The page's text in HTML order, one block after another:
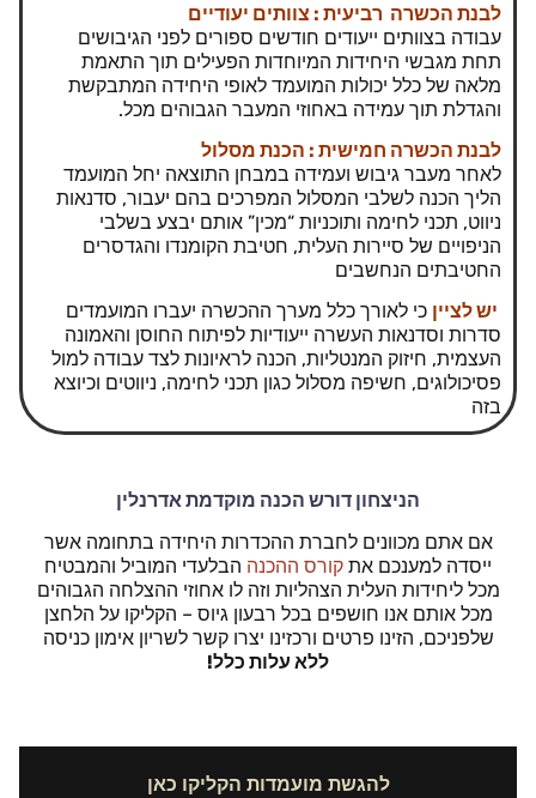
לבנת הכשרה רביעית : צוותים יעודיים
עבודה בצוותים ייעודים חודשים ספורים לפני הגיבושים
תחת מגבשי היחידות המיוחדות הפעילים תוך התאמת
מלאה של כלל יכולות המועמד לאופי היחידה המתבקשת
והגדלת תוך עמידה באחוזי המעבר הגבוהים מכל.
לבנת הכשרה חמישית : הכנת מסלול
לאחר מעבר גיבוש ועמידה במבחן התוצאה יחל המועמד
הליך הכנה לשלבי המסלול המפרכים בהם יעבור, סדנאות
ניווט, תכני לחימה ותוכניות “מכין” אותם יבצע בשלבי
הניפויים של סיירות העלית, חטיבת הקומנדו והגדסרים
החטיבתים הנחשבים
יש לציין כי לאורך כלל מערך ההכשרה יעברו המועמדים
סדרות וסדנאות העשרה ייעודיות לפיתוח החוסן והאמונה
העצמית, חיזוק המנטליות, הכנה לראיונות לצד עבודה למול
פסיכולוגים, חשיפה מסלול כגון תכני לחימה, ניווטים וכיוצא
בזה
הניצחון דורש הכנה מוקדמת אדרנלין
אם אתם מכוונים לחברת ההכדרות היחידה בתחומה אשר
ייסדה למענכם את קורס ההכנה הבלעדי המוביל והמבטיח
מכל ליחידות העלית הצהליות וזה לו אחוזי ההצלחה הגבוהים
מכל אותם אנו חושפים בכל רבעון גיוס – הקליקו על הלחצן
שלפניכם, הזינו פרטים ורכזינו יצרו קשר לשריון אימון כניסה
ללא עלות כלל!
להגשת מועמדות הקליקו כאן